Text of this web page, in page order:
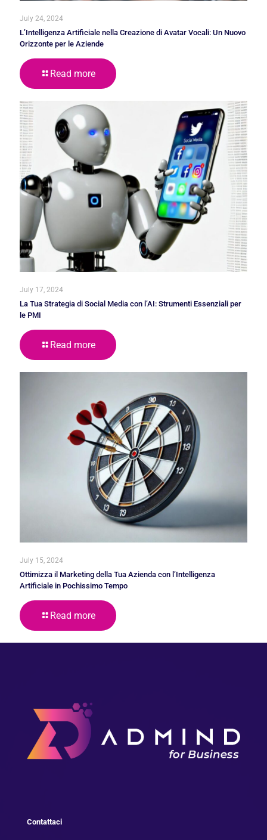
July 24, 2024
L’Intelligenza Artificiale nella Creazione di Avatar Vocali: Un Nuovo
Orizzonte per le Aziende
Read more
July 17, 2024
La Tua Strategia di Social Media con l’AI: Strumenti Essenziali per
le PMI
Read more
July 15, 2024
Ottimizza il Marketing della Tua Azienda con l’Intelligenza
Artificiale in Pochissimo Tempo
Read more
Contattaci